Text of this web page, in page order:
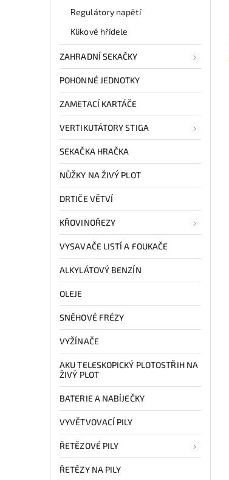
Regulátory napětí
Klikové hřídele
ZAHRADNÍ SEKAČKY
POHONNÉ JEDNOTKY
ZAMETACÍ KARTÁČE
VERTIKUTÁTORY STIGA
SEKAČKA HRAČKA
NŮŽKY NA ŽIVÝ PLOT
DRTIČE VĚTVÍ
KŘOVINOŘEZY
VYSAVAČE LISTÍ A FOUKAČE
ALKYLÁTOVÝ BENZÍN
OLEJE
SNĚHOVÉ FRÉZY
VYŽÍNAČE
AKU TELESKOPICKÝ PLOTOSTŘIH NA
ŽIVÝ PLOT
BATERIE A NABÍJEČKY
VYVĚTVOVACÍ PILY
ŘETĚZOVÉ PILY
ŘETĚZY NA PILY